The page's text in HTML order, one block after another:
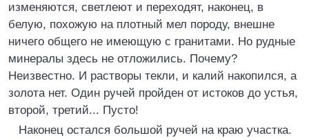
изменяются, светлеют и переходят, наконец, в
белую, похожую на плотный мел породу, внешне
ничего общего не имеющую с гранитами. Но рудные
минералы здесь не отложились. Почему?
Неизвестно. И растворы текли, и калий накопился, а
золота нет. Один ручей пройден от истоков до устья,
второй, третий... Пусто!
Наконец остался большой ручей на краю участка.